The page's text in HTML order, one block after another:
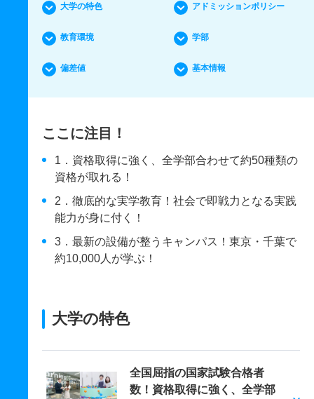
大学の特色 アドミッションポリシー
教育環境 学部
偏差値 基本情報
ここに注目！
1．資格取得に強く、全学部合わせて約50種類の
資格が取れる！
2．徹底的な実学教育！社会で即戦力となる実践
能力が身に付く！
3．最新の設備が整うキャンパス！東京・千葉で
約10,000人が学ぶ！
大学の特色
全国屈指の国家試験合格者
数！資格取得に強く、全学部